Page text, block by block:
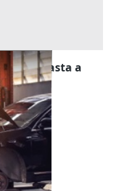
all'asta a